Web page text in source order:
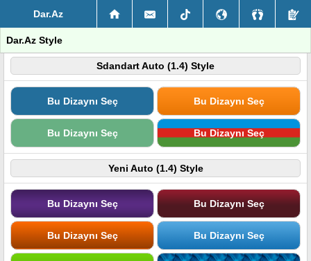
Dar.Az
Dar.Az Style
Sdandart Auto (1.4) Style
Bu Dizaynı Seç Bu Dizaynı Seç
Bu Dizaynı Seç Bu Dizaynı Seç
Yeni Auto (1.4) Style
Bu Dizaynı Seç Bu Dizaynı Seç
Bu Dizaynı Seç Bu Dizaynı Seç